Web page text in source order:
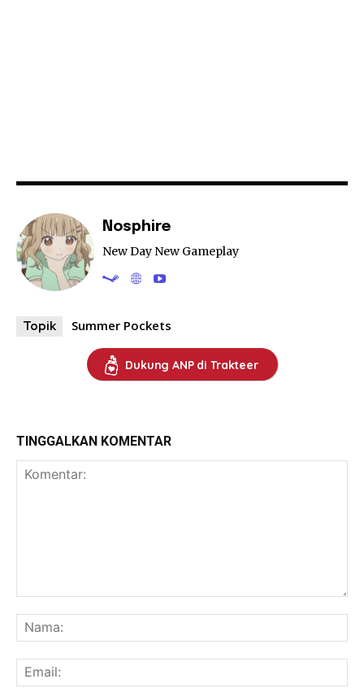
Nosphire
New Day New Gameplay
Topik Summer Pockets
Dukung ANP di Trakteer
TINGGALKAN KOMENTAR